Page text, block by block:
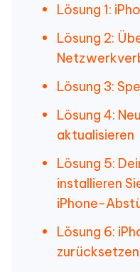
Lösung 1:
Lösung 2:
Lösung 3:
Lösung 4:
aktualisieren
Lösung 5:
installieren
iPhone-
Lösung 6:
zurücksetzen